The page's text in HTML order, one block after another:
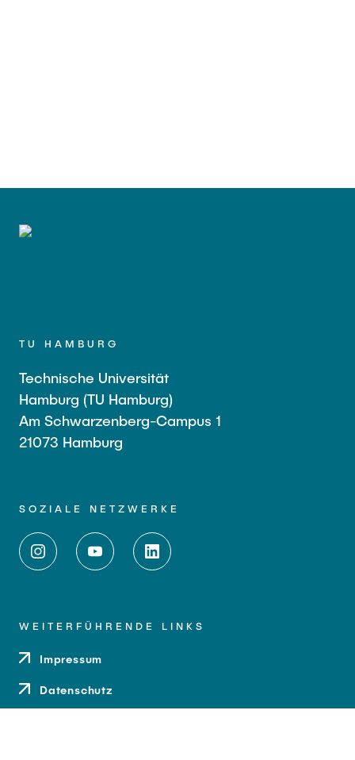
TU HAMBURG
Technische Universität
Hamburg (TU Hamburg)
Am Schwarzenberg-Campus 1
21073 Hamburg
SOZIALE NETZWERKE
WEITERFÜHRENDE LINKS
Impressum
Datenschutz